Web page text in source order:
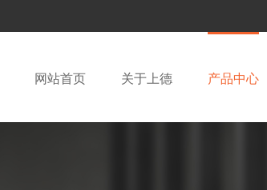
网站首页 关于上德 产品中心